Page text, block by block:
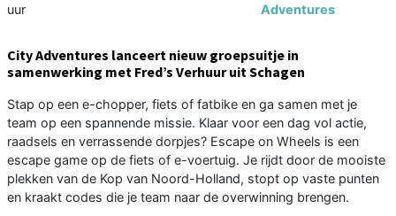
uur
Adventures
City Adventures lanceert nieuw groepsuitje in
samenwerking met Fred’s Verhuur uit Schagen
Stap op een e-chopper, fiets of fatbike en ga samen met je
team op een spannende missie. Klaar voor een dag vol actie,
raadsels en verrassende dorpjes? Escape on Wheels is een
escape game op de fiets of e-voertuig. Je rijdt door de mooiste
plekken van de Kop van Noord-Holland, stopt op vaste punten
en kraakt codes die je team naar de overwinning brengen.